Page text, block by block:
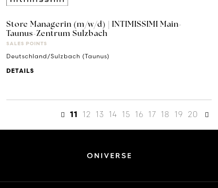
Store Managerin (m/w/d) | INTIMISSIMI Main-
Taunus-Zentrum Sulzbach
SALES POINTS
Deutschland/Sulzbach (Taunus)
DETAILS
11 12 13 14 15 16 17 18 19 20